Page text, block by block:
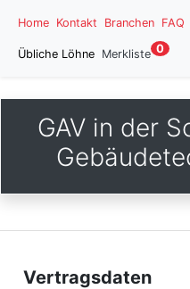
Home Kontakt Branchen FAQ
Übliche Löhne Merkliste 0
GAV in der
Vertragsdaten